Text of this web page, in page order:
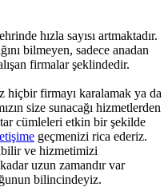
hızla sayısı artmaktadır.
bilmeyen, sadece anadan
firmalar şeklindedir.
hiçbir firmayı karalamak ya da
size sunacağı hizmetlerden
cümleleri etkin bir şekilde
geçmenizi rica ederiz.
ve hizmetimizi
uzun zamandır var
bilincindeyiz.